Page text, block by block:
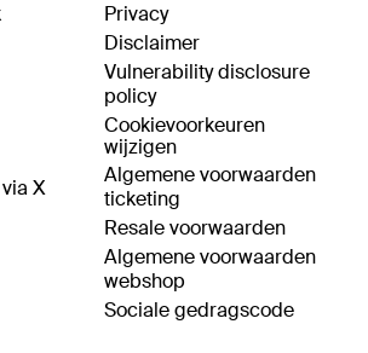
X
Privacy
Disclaimer
Vulnerability disclosure
policy
Cookievoorkeuren
wijzigen
Algemene voorwaarden
ticketing
Resale voorwaarden
Algemene voorwaarden
webshop
Sociale gedragscode